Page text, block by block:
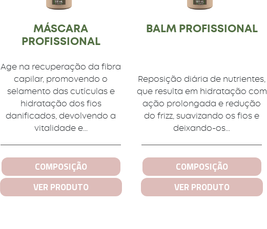
MÁSCARA
PROFISSIONAL
Age na recuperação da fibra
capilar, promovendo o
selamento das cutículas e
hidratação dos fios
danificados, devolvendo a
vitalidade e...
COMPOSIÇÃO
VER PRODUTO
BALM PROFISSIONAL
Reposição diária de nutrientes,
que resulta em hidratação com
ação prolongada e redução
do frizz, suavizando os fios e
deixando-os...
COMPOSIÇÃO
VER PRODUTO